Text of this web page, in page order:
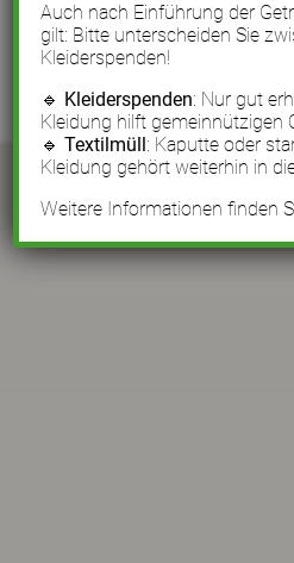
Auch nach Einführung der
gilt: Bitte unterscheiden Sie
Kleiderspenden!
🔹 Kleiderspenden: Nur gut
Kleidung hilft gemeinnützigen
🔹Textilmüll: Kaputte oder
Kleidung gehört weiterhin in
Weitere Informationen finden